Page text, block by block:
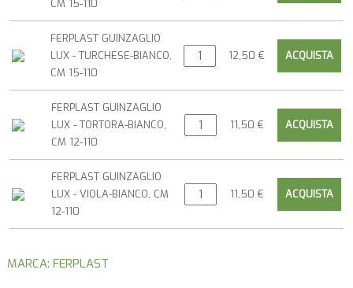
CM 15-110
FERPLAST GUINZAGLIO
LUX - TURCHESE-BIANCO,
CM 15-110
12,50 €
FERPLAST GUINZAGLIO
LUX - TORTORA-BIANCO,
CM 12-110
11,50 €
FERPLAST GUINZAGLIO
LUX - VIOLA-BIANCO, CM
12-110
11,50 €
MARCA: FERPLAST